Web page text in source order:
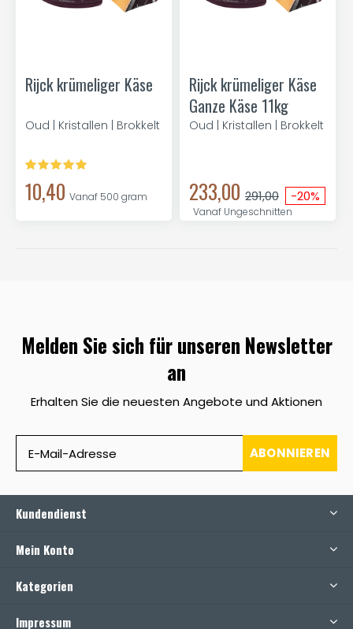
Rijck krümeliger Käse
Oud | Kristallen | Brokkelt
10,40 Vanaf 500 gram
Rijck krümeliger Käse
Ganze Käse 11kg
Oud | Kristallen | Brokkelt
233,00 291,00 -20%
Vanaf Ungeschnitten
Melden Sie sich für unseren Newsletter
an
Erhalten Sie die neuesten Angebote und Aktionen
ABONNIEREN
Kundendienst
Mein Konto
Kategorien
Impressum